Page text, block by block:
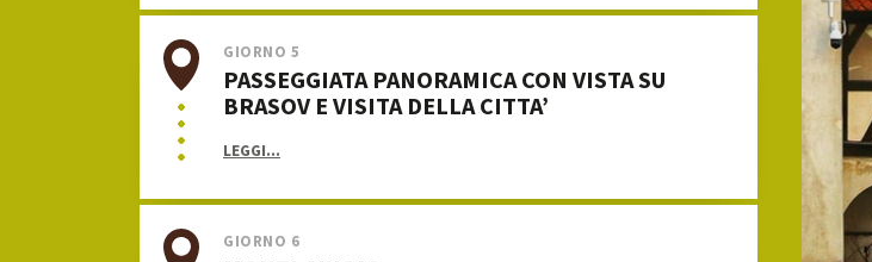
GIORNO 5
PASSEGGIATA PANORAMICA CON VISTA SU
BRASOV E VISITA DELLA CITTA’
LEGGI...
GIORNO 6